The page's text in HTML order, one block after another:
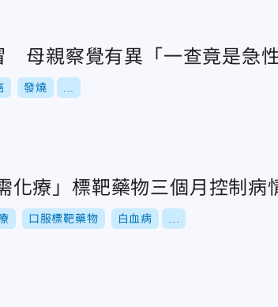
母親察覺有異「一查竟是急
發燒
療」標靶藥物三個月控制病
口服標靶藥物 白血病